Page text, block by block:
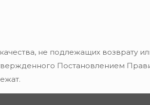
не подлежащих возврату
Постановлением